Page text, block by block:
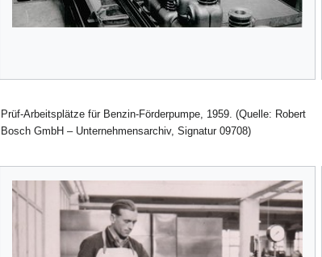
Prüf-Arbeitsplätze für Benzin-Förderpumpe, 1959. (Quelle: Robert
Bosch GmbH – Unternehmensarchiv, Signatur 09708)